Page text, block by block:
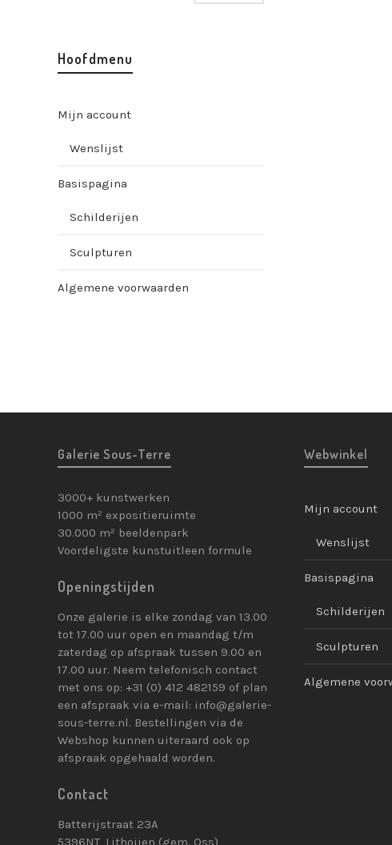
prijs
prijs
Hoofdmenu
Mijn account
Wenslijst
Basispagina
Schilderijen
Sculpturen
Algemene voorwaarden
Galerie Sous-Terre
3000+ kunstwerken
1000 m² expositieruimte
30.000 m² beeldenpark
Voordeligste kunstuitleen formule
Openingstijden
Onze galerie is elke zondag van 13.00
tot 17.00 uur open en maandag t/m
zaterdag op afspraak tussen 9.00 en
17.00 uur. Neem telefonisch contact
met ons op: +31 (0) 412 482159 of plan
een afspraak via e-mail: info@galerie-
sous-terre.nl. Bestellingen via de
Webshop kunnen uiteraard ook op
afspraak opgehaald worden.
Contact
Batterijstraat 23A
5396NT, Lithoijen (gem. Oss)
Webwinkel
Mijn account
Wenslijst
Basispagina
Schilderijen
Sculpturen
Algemene